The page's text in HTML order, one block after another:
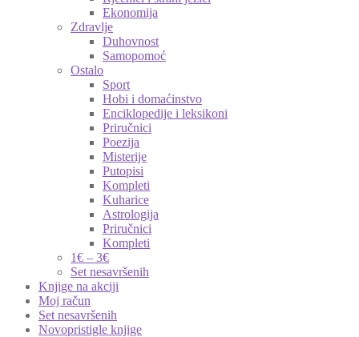
Ekonomija
Zdravlje
Duhovnost
Samopomoć
Ostalo
Sport
Hobi i domaćinstvo
Enciklopedije i leksikoni
Priručnici
Poezija
Misterije
Putopisi
Kompleti
Kuharice
Astrologija
Priručnici
Kompleti
1€ – 3€
Set nesavršenih
Knjige na akciji
Moj račun
Set nesavršenih
Novopristigle knjige